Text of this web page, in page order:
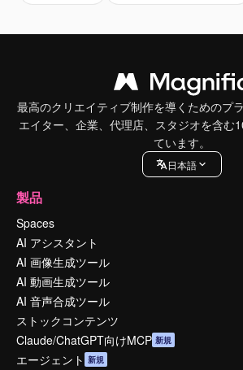
最高のクリエイティブ制作を導くためのプ
エイター、企業、代理店、スタジオを含む
ています。
日本語
製品
Spaces
AI アシスタント
AI 画像生成ツール
AI 動画生成ツール
AI 音声合成ツール
ストックコンテンツ
Claude/ChatGPT向けMCP 新規
エージェント 新規